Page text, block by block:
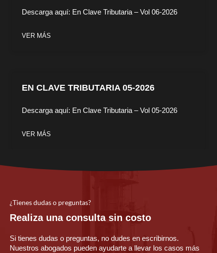
Descarga aquí: En Clave Tributaria – Vol 06-2026
VER MÁS
EN CLAVE TRIBUTARIA 05-2026
Descarga aquí: En Clave Tributaria – Vol 05-2026
VER MÁS
¿Tienes dudas o preguntas?
Realiza una consulta sin costo
Si tienes dudas o preguntas, no dudes en escribirnos.
Nuestros abogados pueden ayudarte a llevar los casos más